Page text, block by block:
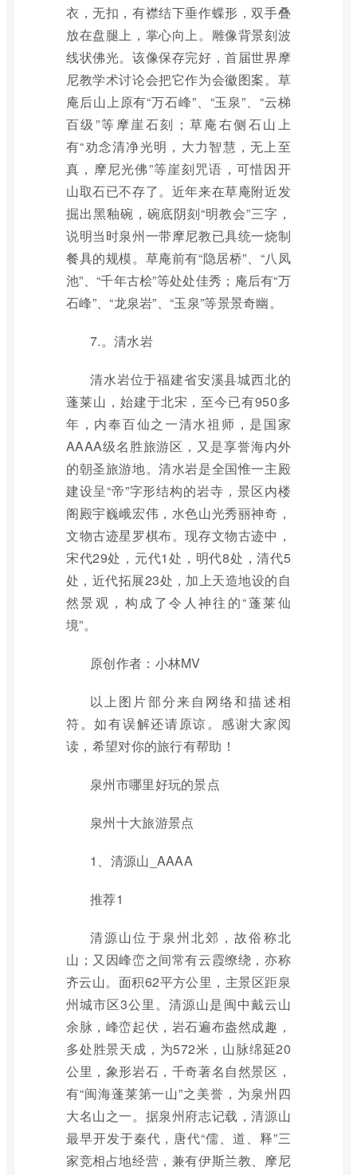
衣，无扣，有襟结下垂作蝶形，双手叠
放在盘腿上，掌心向上。雕像背景刻波
线状佛光。该像保存完好，首届世界摩
尼教学术讨论会把它作为会徽图案。草
庵后山上原有“万石峰”、“玉泉”、“云梯
百级”等摩崖石刻；草庵右侧石山上
有“劝念清净光明，大力智慧，无上至
真，摩尼光佛”等崖刻咒语，可惜因开
山取石已不存了。近年来在草庵附近发
掘出黑釉碗，碗底阴刻“明教会”三字，
说明当时泉州一带摩尼教已具统一烧制
餐具的规模。草庵前有“隐居桥”、“八凤
池”、“千年古桧”等处处佳秀；庵后有“万
石峰”、“龙泉岩”、“玉泉”等景景奇幽。
7.。清水岩
清水岩位于福建省安溪县城西北的
蓬莱山，始建于北宋，至今已有950多
年，内奉百仙之一清水祖师，是国家
AAAA级名胜旅游区，又是享誉海内外
的朝圣旅游地。清水岩是全国惟一主殿
建设呈“帝”字形结构的岩寺，景区内楼
阁殿宇巍峨宏伟，水色山光秀丽神奇，
文物古迹星罗棋布。现存文物古迹中，
宋代29处，元代1处，明代8处，清代5
处，近代拓展23处，加上天造地设的自
然景观，构成了令人神往的“蓬莱仙
境”。
原创作者：小林MV
以上图片部分来自网络和描述相
符。如有误解还请原谅。感谢大家阅
读，希望对你的旅行有帮助！
泉州市哪里好玩的景点
泉州十大旅游景点
1、清源山_AAAA
推荐1
清源山位于泉州北郊，故俗称北
山；又因峰峦之间常有云霞缭绕，亦称
齐云山。面积62平方公里，主景区距泉
州城市区3公里。清源山是闽中戴云山
余脉，峰峦起伏，岩石遍布盎然成趣，
多处胜景天成，为572米，山脉绵延20
公里，象形岩石，千奇著名自然景区，
有“闽海蓬莱第一山”之美誉，为泉州四
大名山之一。据泉州府志记载，清源山
最早开发于秦代，唐代“儒、道、释”三
家竞相占地经营，兼有伊斯兰教、摩尼